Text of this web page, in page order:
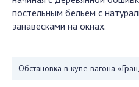
постельным бельем с
занавесками на окнах.
Обстановка в купе вагона